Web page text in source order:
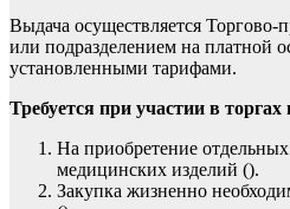
Выдача осуществляется
или подразделением на платной
установленными тарифами.
Требуется при участии в
На приобретение
медицинских изделий ().
Закупка жизненно